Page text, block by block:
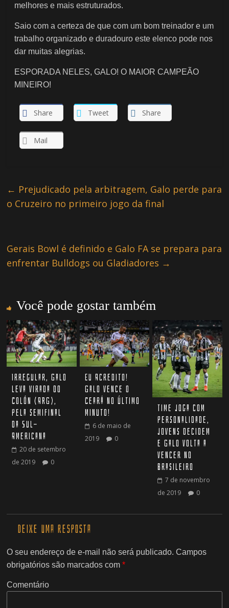
melhores e mais estruturados.
Saio com a certeza de que com um bom treinador e um
trabalho organizado e duradouro este elenco pode nos
dar muitas alegrias.
ESPORADA NELES, GALO! O MAIOR CAMPEÃO
MINEIRO!
Share Tweet Share
Mail
← Prejudicado pela arbitragem, Galo perde para
o Cruzeiro no primeiro jogo da final
Gerais Bowl é definido e Galo FA se prepara para
enfrentar Bulldogs ou Gladiadores →
Você pode gostar também
Irregular, Galo
leva virada do
Colón (ARG),
pela semifinal
da Sul-
Americana
20 de setembro
de 2019
0
Eu Acredito!
Galo vence o
Ceará no último
minuto!
6 de maio de
2019
0
Time joga com
personalidade,
jovens decidem
e Galo volta a
vencer no
Brasileiro
7 de novembro
de 2019
0
Deixe uma resposta
O seu endereço de e-mail não será publicado. Campos
obrigatórios são marcados com*
Comentário